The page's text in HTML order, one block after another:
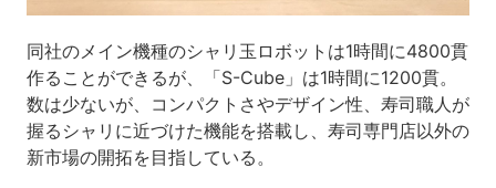
同社のメイン機種のシャリ玉ロボットは1時間に4800貫
作ることができるが、「S-Cube」は1時間に1200貫。
数は少ないが、コンパクトさやデザイン性、寿司職人が
握るシャリに近づけた機能を搭載し、寿司専門店以外の
新市場の開拓を目指している。